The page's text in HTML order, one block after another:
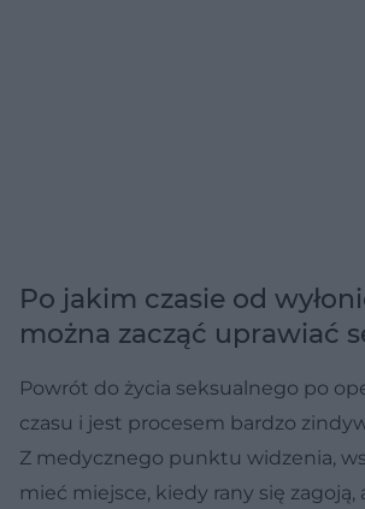
Po jakim czasie od
można zacząć uprawiać
Powrót do życia seksualnego po
czasu i jest procesem bardzo
Z medycznego punktu widzenia,
mieć miejsce, kiedy rany się zagoją,